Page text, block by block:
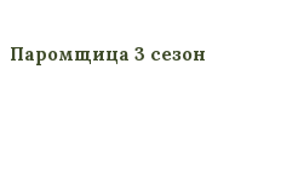
Паромщица 3 сезон